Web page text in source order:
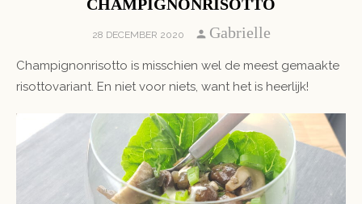
CHAMPIGNONRISOTTO
POSTED
28 DECEMBER 2020 Author
Gabrielle
Champignonrisotto is misschien wel de meest gemaakte
risottovariant. En niet voor niets, want het is heerlijk!